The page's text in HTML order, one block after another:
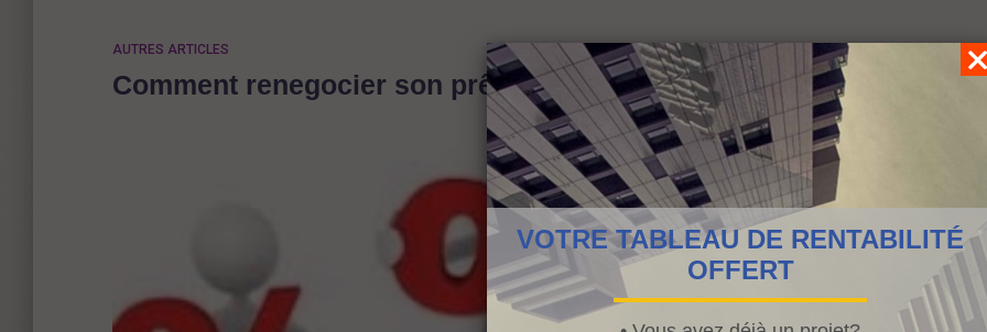
AUTRES ARTICLES
Comment renegocier son prêt immobilier
VOTRE TABLEAU DE RENTABILITÉ
OFFERT